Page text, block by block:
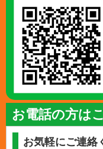
お電話の方は
お気軽にご連絡